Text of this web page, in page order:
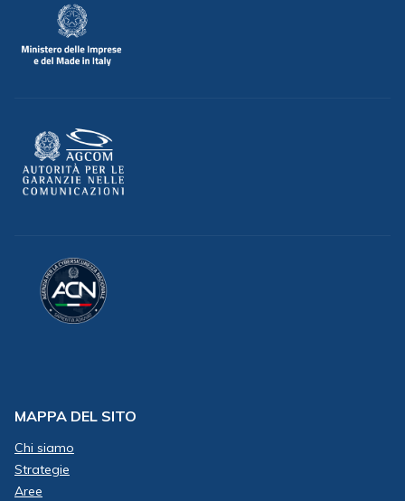
MAPPA DEL SITO
Chi siamo
Strategie
Aree